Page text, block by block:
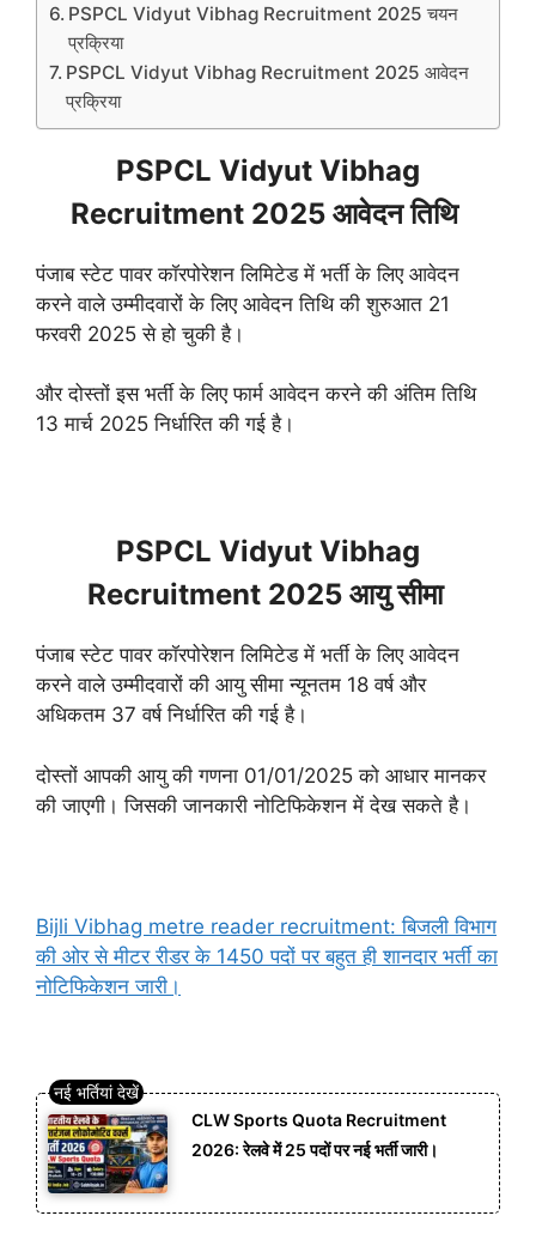
PSPCL Vidyut Vibhag Recruitment 2025 चयन
प्रक्रिया
PSPCL Vidyut Vibhag Recruitment 2025 आवेदन
प्रक्रिया
PSPCL Vidyut Vibhag
Recruitment 2025 आवेदन तिथि
पंजाब स्टेट पावर कॉरपोरेशन लिमिटेड में भर्ती के लिए आवेदन
करने वाले उम्मीदवारों के लिए आवेदन तिथि की शुरुआत 21
फरवरी 2025 से हो चुकी है।
और दोस्तों इस भर्ती के लिए फार्म आवेदन करने की अंतिम तिथि
13 मार्च 2025 निर्धारित की गई है।
PSPCL Vidyut Vibhag
Recruitment 2025 आयु सीमा
पंजाब स्टेट पावर कॉरपोरेशन लिमिटेड में भर्ती के लिए आवेदन
करने वाले उम्मीदवारों की आयु सीमा न्यूनतम 18 वर्ष और
अधिकतम 37 वर्ष निर्धारित की गई है।
दोस्तों आपकी आयु की गणना 01/01/2025 को आधार मानकर
की जाएगी। जिसकी जानकारी नोटिफिकेशन में देख सकते है।
Bijli Vibhag metre reader recruitment: बिजली विभाग
की ओर से मीटर रीडर के 1450 पदों पर बहुत ही शानदार भर्ती का
नोटिफिकेशन जारी।
CLW Sports Quota Recruitment
2026: रेलवे में 25 पदों पर नई भर्ती जारी।